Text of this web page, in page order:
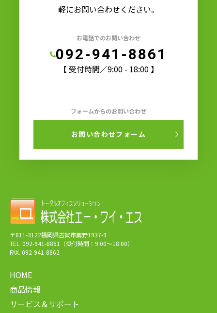
軽にお問い合わせください。
お電話でのお問い合わせ
092-941-8861
【 受付時間／9:00 - 18:00 】
フォームからのお問い合わせ
お問い合わせフォーム
〒811-3122福岡県古賀市薦野1937-9
TEL. 092-941-8861（受付時間：9:00～18:00）
FAX. 092-941-8862
HOME
商品情報
サービス＆サポート